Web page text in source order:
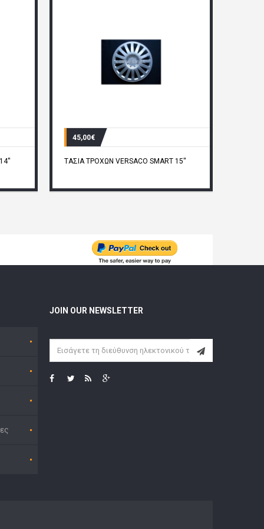
45,00€
ΤΑΣΙΑ ΤΡΟΧΩΝ VERSACO SMART 15''
JOIN OUR NEWSLETTER